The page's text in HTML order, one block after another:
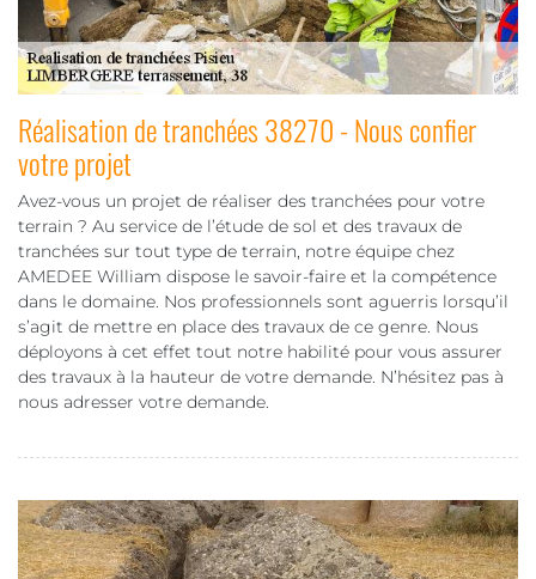
Réalisation de tranchées 38270 - Nous confier
votre projet
Avez-vous un projet de réaliser des tranchées pour votre
terrain ? Au service de l’étude de sol et des travaux de
tranchées sur tout type de terrain, notre équipe chez
AMEDEE William dispose le savoir-faire et la compétence
dans le domaine. Nos professionnels sont aguerris lorsqu’il
s’agit de mettre en place des travaux de ce genre. Nous
déployons à cet effet tout notre habilité pour vous assurer
des travaux à la hauteur de votre demande. N’hésitez pas à
nous adresser votre demande.